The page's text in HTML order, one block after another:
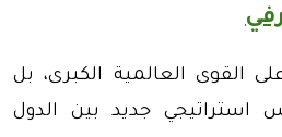
القوى العالمية الكبرى، بل
استراتيجي جديد بين الدول